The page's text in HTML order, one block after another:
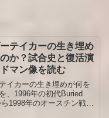
テイカーの生き埋め
か？試合史と復活演
マン像を読む
イカーの生き埋めが何を
、1996年の初代Buried
1998年のオースチン戦、